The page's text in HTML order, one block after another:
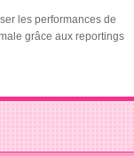
les performances de
grâce aux reportings